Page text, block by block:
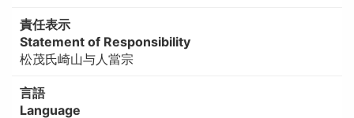
責任表示
Statement of Responsibility
松茂氏崎山与人當宗
言語
Language